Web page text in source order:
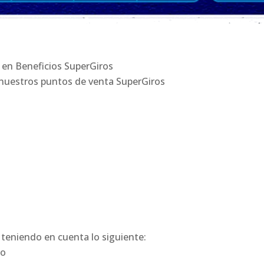
Beneficios SuperGiros
puntos de venta SuperGiros
en cuenta lo siguiente: